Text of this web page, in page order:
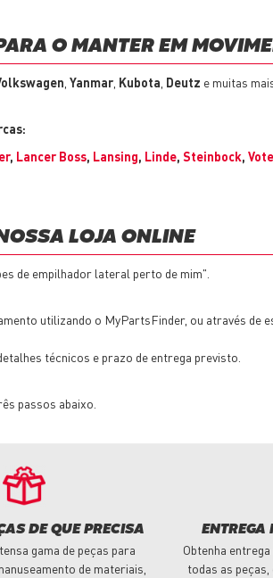
O MANTER EM
Yanmar Kubota Deutz e muitas
, Lancer Boss, Lansing, Linde, Steinbock,
LOJA ONLINE
de empilhador lateral perto de mim".
utilizando o MyPartsFinder, ou através de
técnicos e prazo de entrega previsto.
passos abaixo.
DE QUE PRECISA
gama de peças para
de materiais,
ENTREGA
Obtenha
todas as